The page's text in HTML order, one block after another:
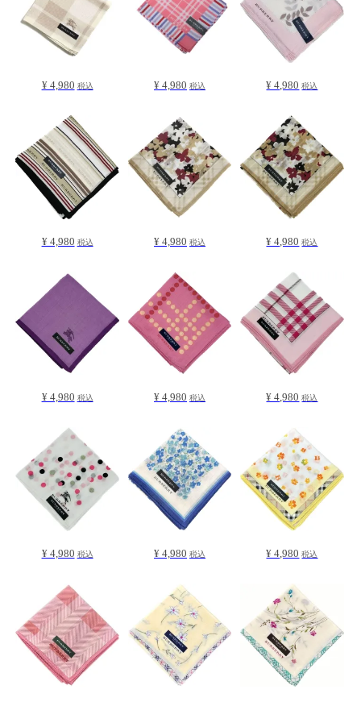
¥ 4,980 税込 ¥ 4,980 税込 ¥ 4,980 税込
¥ 4,980 税込 ¥ 4,980 税込 ¥ 4,980 税込
¥ 4,980 税込 ¥ 4,980 税込 ¥ 4,980 税込
¥ 4,980 税込 ¥ 4,980 税込 ¥ 4,980 税込